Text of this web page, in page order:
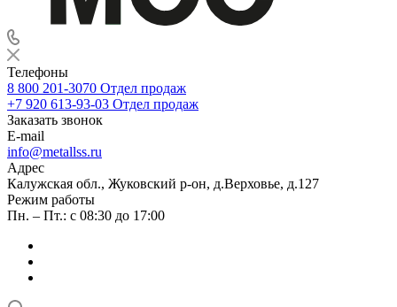
Телефоны
8 800 201-3070 Отдел продаж
+7 920 613-93-03 Отдел продаж
Заказать звонок
E-mail
info@metallss.ru
Адрес
Калужская обл., Жуковский р-он, д.Верховье, д.127
Режим работы
Пн. – Пт.: с 08:30 до 17:00